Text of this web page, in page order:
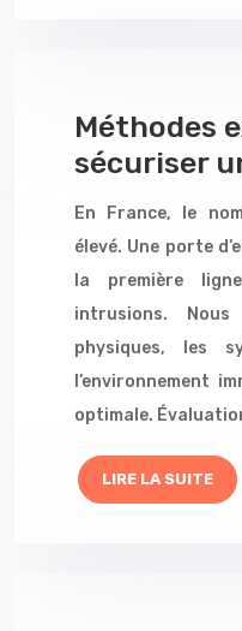
Méthodes
sécuriser
En France, le
élevé. Une porte
la première
intrusions. Nous
physiques, les
l’environnement
optimale.
LIRE LA SUITE